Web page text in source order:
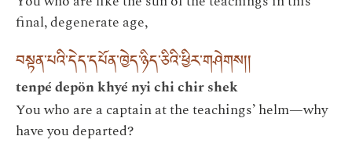
final, degenerate age,
བསྟན་པའི་དེད་དཔོན་ཁྱེད་ཉིད་ཅིའི་ཕྱིར་གཤེགས།།
tenpé depön khyé nyi chi chir shek
You who are a captain at the teachings’ helm—why
have you departed?